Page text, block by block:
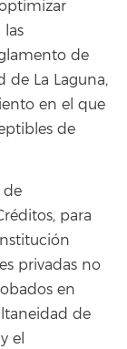
las
de
de La Laguna,
en el que
de
de
para
privadas no
en
de
el